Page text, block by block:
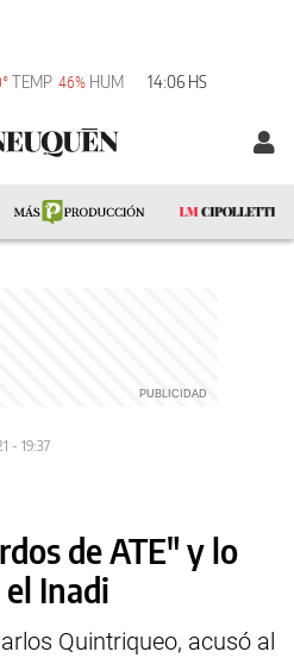
TEMP 46% HUM 14:06 HS
- 19:37
de ATE" y lo
Inadi
Quintriqueo, acusó al